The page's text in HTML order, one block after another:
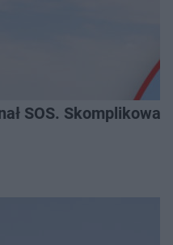
SOS.